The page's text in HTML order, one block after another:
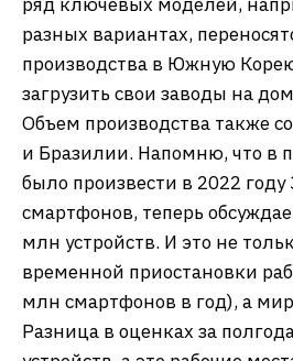
разных вариантах,
производства в Южную
загрузить свои заводы на
Объем производства также
и Бразилии. Напомню, что в
было произвести в 2022
смартфонов, теперь
млн устройств. И это не
временной приостановки
млн смартфонов в год), а
Разница в оценках за